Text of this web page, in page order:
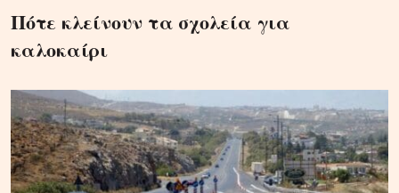
Πότε κλείνουν τα σχολεία για
καλοκαίρι